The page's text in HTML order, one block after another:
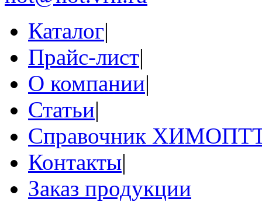
Каталог|
Прайс-лист|
О компании|
Статьи|
Справочник
Контакты|
Заказ продукции